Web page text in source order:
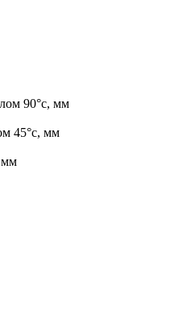
90°с, мм
45°с, мм
мм